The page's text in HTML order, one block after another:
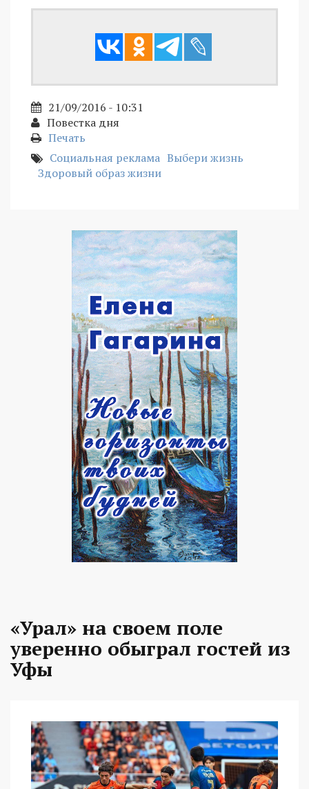
21/09/2016 - 10:31
Повестка дня
Печать
Социальная реклама Выбери жизнь
Здоровый образ жизни
«Урал» на своем поле
уверенно обыграл гостей из
Уфы